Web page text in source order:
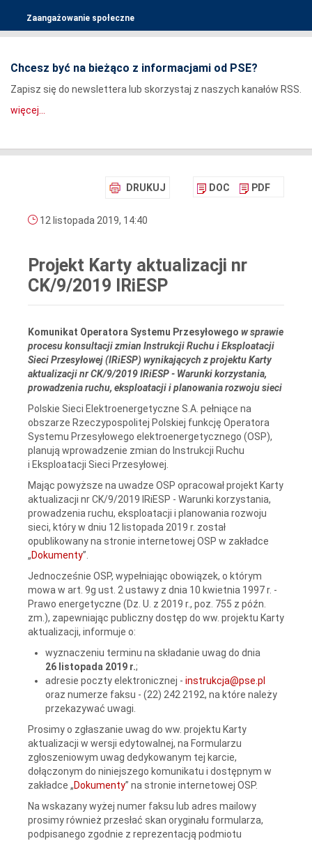
Zaangażowanie społeczne
Chcesz być na bieżąco z informacjami od PSE?
Zapisz się do newslettera lub skorzystaj z naszych kanałów RSS.
więcej...
DRUKUJ DOC PDF
12 listopada 2019, 14:40
Projekt Karty aktualizacji nr
CK/9/2019 IRiESP
Komunikat Operatora Systemu Przesyłowego w sprawie
procesu konsultacji zmian Instrukcji Ruchu i Eksploatacji
Sieci Przesyłowej (IRiESP) wynikających z projektu Karty
aktualizacji nr CK/9/2019 IRiESP - Warunki korzystania,
prowadzenia ruchu, eksploatacji i planowania rozwoju sieci
Polskie Sieci Elektroenergetyczne S.A. pełniące na
obszarze Rzeczypospolitej Polskiej funkcję Operatora
Systemu Przesyłowego elektroenergetycznego (OSP),
planują wprowadzenie zmian do Instrukcji Ruchu
i Eksploatacji Sieci Przesyłowej.
Mając powyższe na uwadze OSP opracował projekt Karty
aktualizacji nr CK/9/2019 IRiESP - Warunki korzystania,
prowadzenia ruchu, eksploatacji i planowania rozwoju
sieci, który w dniu 12 listopada 2019 r. został
opublikowany na stronie internetowej OSP w zakładce
„Dokumenty”.
Jednocześnie OSP, wypełniając obowiązek, o którym
mowa w art. 9g ust. 2 ustawy z dnia 10 kwietnia 1997 r. -
Prawo energetyczne (Dz. U. z 2019 r., poz. 755 z późn.
zm.), zapewniając publiczny dostęp do ww. projektu Karty
aktualizacji, informuje o:
wyznaczeniu terminu na składanie uwag do dnia
26 listopada 2019 r.;
adresie poczty elektronicznej - instrukcja@pse.pl
oraz numerze faksu - (22) 242 2192, na które należy
przekazywać uwagi.
Prosimy o zgłaszanie uwag do ww. projektu Karty
aktualizacji w wersji edytowalnej, na Formularzu
zgłoszeniowym uwag dedykowanym tej karcie,
dołączonym do niniejszego komunikatu i dostępnym w
zakładce „Dokumenty” na stronie internetowej OSP.
Na wskazany wyżej numer faksu lub adres mailowy
prosimy również przesłać skan oryginału formularza,
podpisanego zgodnie z reprezentacją podmiotu